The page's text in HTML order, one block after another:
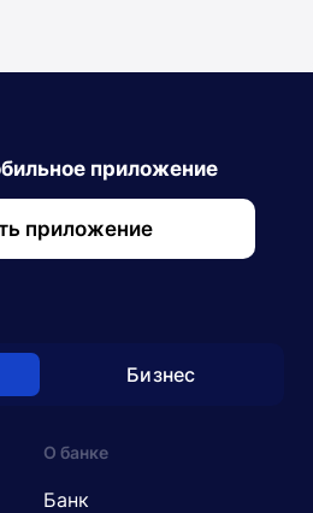
приложение
приложение
Бизнес
О банке
Банк